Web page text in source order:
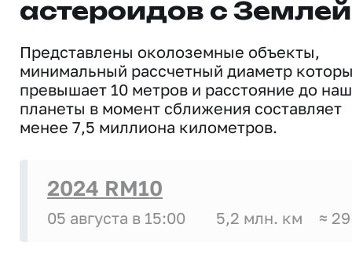
астероидов с Землей
Представлены околоземные объекты,
минимальный рассчетный диаметр
превышает 10 метров и расстояние до
планеты в момент сближения составляет
менее 7,5 миллиона километров.
2024 RM10
05 августа в 15:00 5,2 млн. км ≈